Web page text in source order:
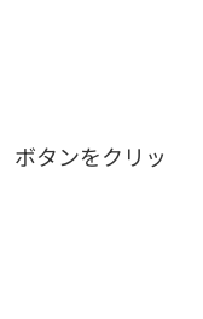
ボタンをクリッ